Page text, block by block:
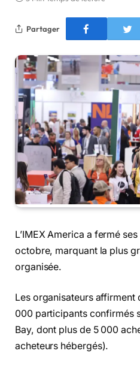
Partager
L’IMEX America a fermé
octobre, marquant la plus
organisée.
Les organisateurs affirment
000 participants confirmés
Bay, dont plus de 5 000
acheteurs hébergés).